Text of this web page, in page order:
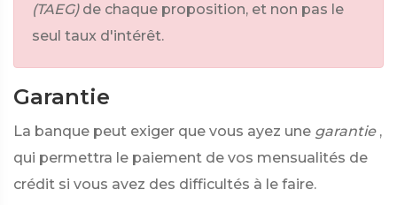
(TAEG) de chaque proposition, et non pas le
seul taux d'intérêt.
Garantie
La banque peut exiger que vous ayez une garantie ,
qui permettra le paiement de vos mensualités de
crédit si vous avez des difficultés à le faire.